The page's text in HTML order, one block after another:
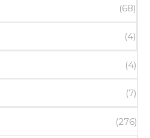
(68)
(4)
(4)
(7)
(276)